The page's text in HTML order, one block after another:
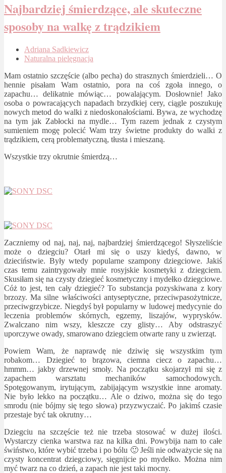
Najbardziej śmierdzące, ale skuteczne
sposoby na walkę z trądzikiem
Adriana Sadkiewicz
Naturalna pielęgnacja
Mam ostatnio szczęście (albo pecha) do strasznych śmierdzieli… O
hennie pisałam Wam ostatnio, pora na coś zgoła innego, o
zapachu… delikatnie mówiąc… powalającym. Dosłownie! Jako
osoba o powracających napadach brzydkiej cery, ciągle poszukuję
nowych metod do walki z niedoskonałościami. Bywa, ze wychodzę
na tym jak Zabłocki na mydle… Tym razem jednak z czystym
sumieniem mogę polecić Wam trzy świetne produkty do walki z
trądzikiem, cerą problematyczną, tłusta i mieszaną.
Wszystkie trzy okrutnie śmierdzą…
Zaczniemy od naj, naj, naj, najbardziej śmierdzącego! Słyszeliście
może o dziegciu? Otarł mi się o uszy kiedyś, dawno, w
dzieciństwie. Były wtedy popularne szampony dziegciowe. Jakiś
czas temu zaintrygowały mnie rosyjskie kosmetyki z dziegciem.
Skusiłam się na czysty dziegieć kosmetyczny i mydełko dziegciowe.
Cóż to jest, ten cały dziegieć? To substancja pozyskiwana z kory
brzozy. Ma silne właściwości antyseptyczne, przeciwpasożytnicze,
przeciwgrzybicze. Niegdyś był popularny w ludowej medycynie do
leczenia problemów skórnych, egzemy, liszajów, wyprysków.
Zwalczano nim wszy, kleszcze czy glisty… Aby odstraszyć
uporczywe owady, smarowano dziegciem otwarte rany u zwierząt.
Powiem Wam, że naprawdę nie dziwię się wszystkim tym
robakom… Dziegieć to brązowa, ciemna ciecz o zapachu…
hmmm… jakby drzewnej smoły. Na początku skojarzył mi się z
zapachem warsztatu mechaników samochodowych.
Spotęgowanym, irytującym, zabijającym wszystkie inne aromaty.
Nie było lekko na początku… Ale o dziwo, można się do tego
smrodu (nie bójmy się tego słowa) przyzwyczaić. Po jakimś czasie
przestaje być tak okrutny…
Dziegciu na szczęście też nie trzeba stosować w dużej ilości.
Wystarczy cienka warstwa raz na kilka dni. Powybija nam to całe
świństwo, które wybić trzeba i po bólu 🙂 Jeśli nie odważycie się na
czysty koncentrat dziegciowy, sięgnijcie po mydełko. Można nim
myć twarz na co dzień, a zapach nie jest taki mocny.